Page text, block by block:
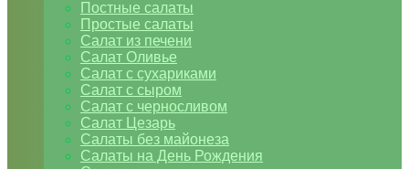
Постные салаты
Простые салаты
Салат из печени
Салат Оливье
Салат с сухариками
Салат с сыром
Салат с черносливом
Салат Цезарь
Салаты без майонеза
Салаты на День Рождения